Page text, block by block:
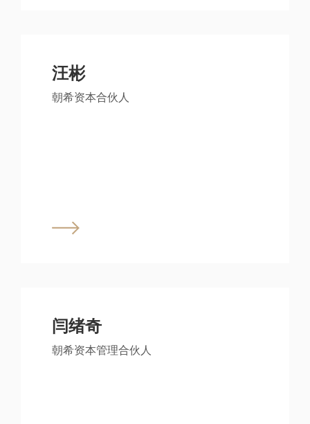
汪彬
朝希资本合伙人
闫绪奇
朝希资本管理合伙人